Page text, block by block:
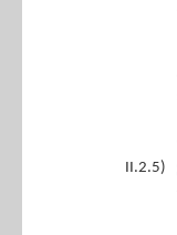
II.2.5)